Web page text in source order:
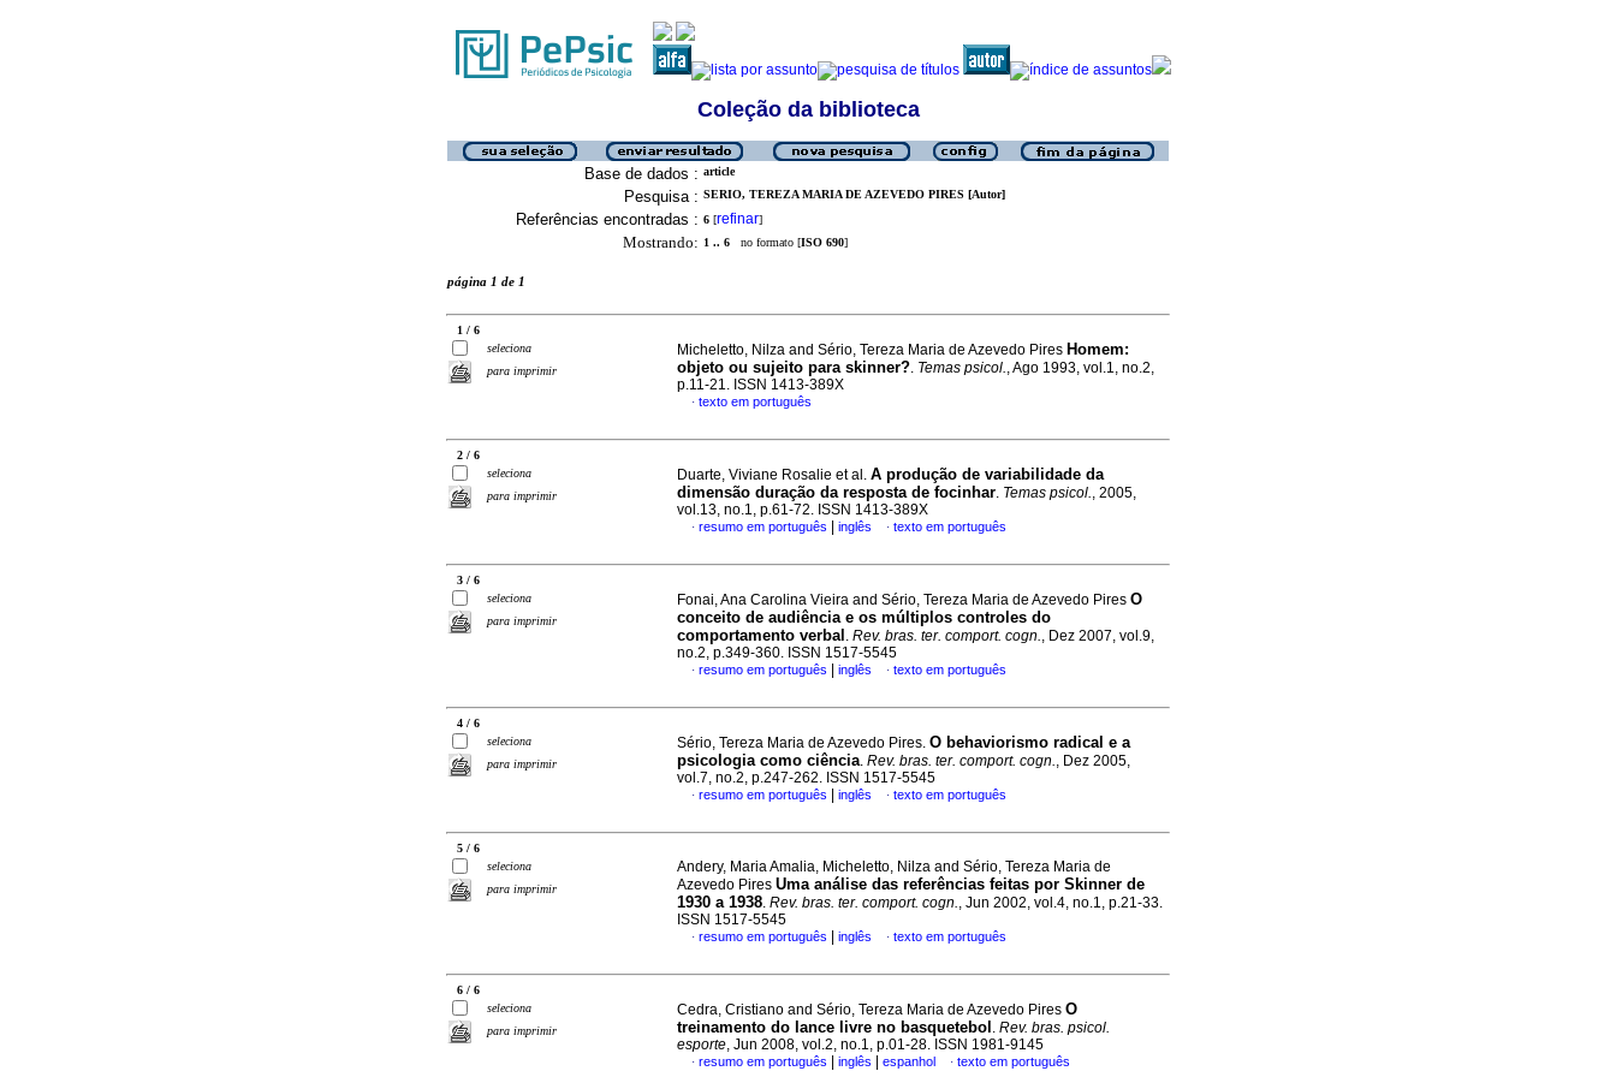
Coleção da biblioteca
Base de dados : article
Pesquisa : SERIO, TEREZA MARIA DE AZEVEDO PIRES [Autor]
Referências encontradas : 6 [refinar]
Mostrando: 1 .. 6 no formato [ISO 690]
página 1 de 1
1 / 6
seleciona
para imprimir
Micheletto, Nilza and Sério, Tereza Maria de Azevedo Pires Homem:
objeto ou sujeito para skinner?. Temas psicol., Ago 1993, vol.1, no.2,
p.11-21. ISSN 1413-389X
· texto em português
2 / 6
seleciona
para imprimir
Duarte, Viviane Rosalie et al. A produção de variabilidade da
dimensão duração da resposta de focinhar. Temas psicol., 2005,
vol.13, no.1, p.61-72. ISSN 1413-389X
· resumo em português inglês · texto em português
3 / 6
seleciona
para imprimir
Fonai, Ana Carolina Vieira and Sério, Tereza Maria de Azevedo Pires O
conceito de audiência e os múltiplos controles do
comportamento verbal . Rev. bras. ter. comport. cogn., Dez 2007, vol.9,
no.2, p.349-360. ISSN 1517-5545
· resumo em português inglês · texto em português
4 / 6
seleciona
para imprimir
Sério, Tereza Maria de Azevedo Pires. O behaviorismo radical e a
psicologia como ciência. Rev. bras. ter. comport. cogn., Dez 2005,
vol.7, no.2, p.247-262. ISSN 1517-5545
· resumo em português inglês · texto em português
5 / 6
seleciona
para imprimir
Andery, Maria Amalia, Micheletto, Nilza and Sério, Tereza Maria de
Azevedo Pires Uma análise das referências feitas por Skinner de
1930 a 1938. Rev. bras. ter. comport. cogn., Jun 2002, vol.4, no.1, p.21-33.
ISSN 1517-5545
· resumo em português inglês · texto em português
6 / 6
seleciona
para imprimir
Cedra, Cristiano and Sério, Tereza Maria de Azevedo Pires O
treinamento do lance livre no basquetebol . Rev. bras. psicol.
esporte, Jun 2008, vol.2, no.1, p.01-28. ISSN 1981-9145
· resumo em português inglês espanhol · texto em português